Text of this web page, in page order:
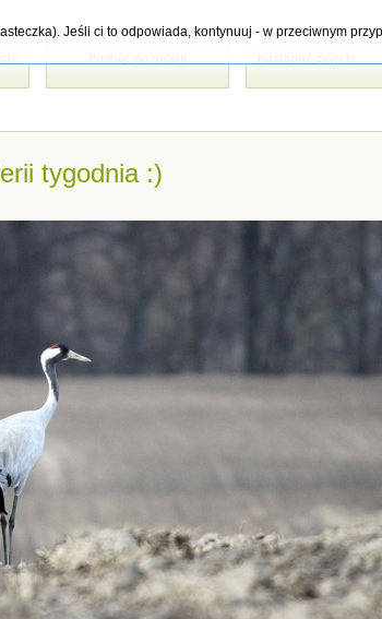
Jeśli ci to odpowiada, kontynuuj - w przeciwnym
tygodnia :)